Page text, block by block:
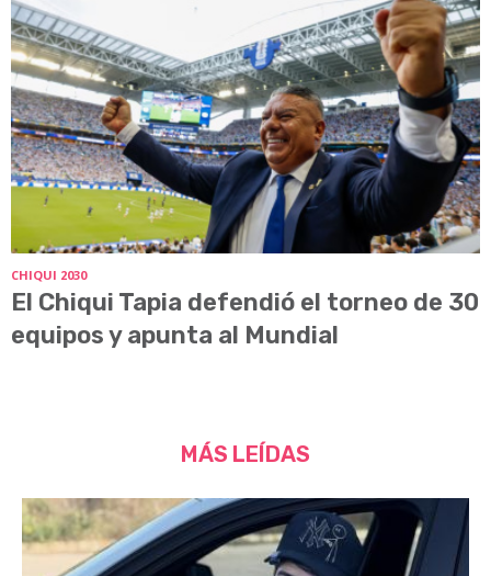
CHIQUI 2030
El Chiqui Tapia defendió el torneo de 30
equipos y apunta al Mundial
MÁS LEÍDAS